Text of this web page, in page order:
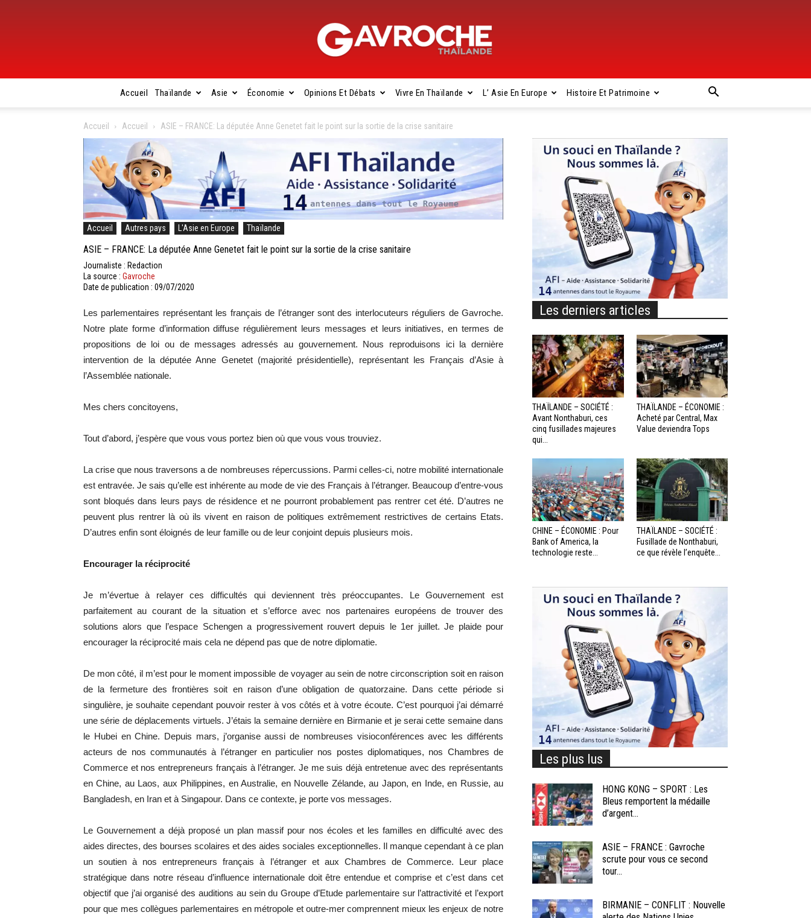
Gavroche
Thaïlande
Accueil Thaïlande Asie Économie Opinions Et Débats Vivre En Thaïlande L’ Asie En Europe Histoire Et Patrimoine
Accueil Accueil ASIE – FRANCE: La députée Anne Genetet fait le point sur la sortie de la crise sanitaire
Accueil Autres pays L'Asie en Europe Thaïlande
ASIE – FRANCE: La députée Anne Genetet fait le point sur la sortie de la crise sanitaire
Journaliste : Redaction
La source : Gavroche
Date de publication : 09/07/2020
Les parlementaires représentant les français de l’étranger sont des interlocuteurs réguliers de Gavroche.
Notre plate forme d’information diffuse régulièrement leurs messages et leurs initiatives, en termes de
propositions de loi ou de messages adressés au gouvernement. Nous reproduisons ici la dernière
intervention de la députée Anne Genetet (majorité présidentielle), représentant les Français d’Asie à
l’Assemblée nationale.
Mes chers concitoyens,
Tout d’abord, j’espère que vous vous portez bien où que vous vous trouviez.
La crise que nous traversons a de nombreuses répercussions. Parmi celles-ci, notre mobilité internationale
est entravée. Je sais qu’elle est inhérente au mode de vie des Français à l’étranger. Beaucoup d’entre-vous
sont bloqués dans leurs pays de résidence et ne pourront probablement pas rentrer cet été. D’autres ne
peuvent plus rentrer là où ils vivent en raison de politiques extrêmement restrictives de certains Etats.
D’autres enfin sont éloignés de leur famille ou de leur conjoint depuis plusieurs mois.
Encourager la réciprocité
Je m’évertue à relayer ces difficultés qui deviennent très préoccupantes. Le Gouvernement est
parfaitement au courant de la situation et s’efforce avec nos partenaires européens de trouver des
solutions alors que l’espace Schengen a progressivement rouvert depuis le 1er juillet. Je plaide pour
encourager la réciprocité mais cela ne dépend pas que de notre diplomatie.
De mon côté, il m’est pour le moment impossible de voyager au sein de notre circonscription soit en raison
de la fermeture des frontières soit en raison d’une obligation de quatorzaine. Dans cette période si
singulière, je souhaite cependant pouvoir rester à vos côtés et à votre écoute. C’est pourquoi j’ai démarré
une série de déplacements virtuels. J’étais la semaine dernière en Birmanie et je serai cette semaine dans
le Hubei en Chine. Depuis mars, j’organise aussi de nombreuses visioconférences avec les différents
acteurs de nos communautés à l’étranger en particulier nos postes diplomatiques, nos Chambres de
Commerce et nos entrepreneurs français à l’étranger. Je me suis déjà entretenue avec des représentants
en Chine, au Laos, aux Philippines, en Australie, en Nouvelle Zélande, au Japon, en Inde, en Russie, au
Bangladesh, en Iran et à Singapour. Dans ce contexte, je porte vos messages.
Le Gouvernement a déjà proposé un plan massif pour nos écoles et les familles en difficulté avec des
aides directes, des bourses scolaires et des aides sociales exceptionnelles. Il manque cependant à ce plan
un soutien à nos entrepreneurs français à l’étranger et aux Chambres de Commerce. Leur place
stratégique dans notre réseau d’influence internationale doit être entendue et comprise et c’est dans cet
objectif que j’ai organisé des auditions au sein du Groupe d’Etude parlementaire sur l’attractivité et l’export
pour que mes collègues parlementaires en métropole et outre-mer comprennent mieux les enjeux de notre
Les derniers articles
THAÏLANDE – SOCIÉTÉ :
Avant Nonthaburi, ces
cinq fusillades majeures
qui...
THAÏLANDE – ÉCONOMIE :
Acheté par Central, Max
Value deviendra Tops
CHINE – ÉCONOMIE : Pour
Bank of America, la
technologie reste...
THAÏLANDE – SOCIÉTÉ :
Fusillade de Nonthaburi,
ce que révèle l’enquête...
Les plus lus
HONG KONG – SPORT : Les
Bleus remportent la médaille
d’argent...
ASIE – FRANCE : Gavroche
scrute pour vous ce second
tour...
BIRMANIE – CONFLIT : Nouvelle